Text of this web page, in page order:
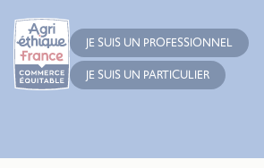
JE SUIS UN PROFESSIONNEL
JE SUIS UN PARTICULIER